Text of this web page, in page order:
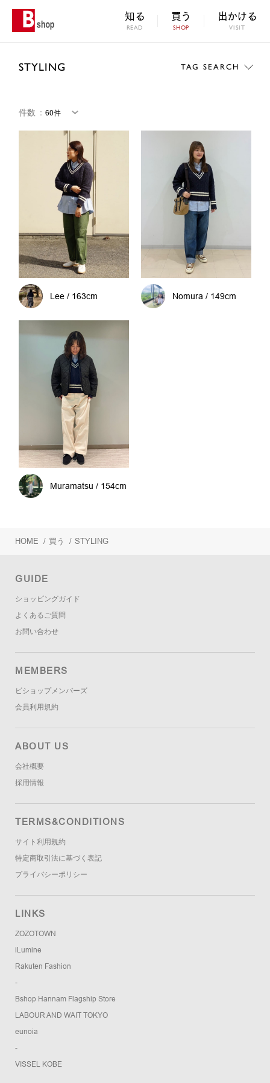
知る
READ
買う
SHOP
出かける
VISIT
STYLING TAG SEARCH
件数 ：
Lee / 163cm Nomura / 149cm
Muramatsu / 154cm
HOME / 買う / STYLING
GUIDE
ショッピングガイド
よくあるご質問
お問い合わせ
MEMBERS
ビショップメンバーズ
会員利用規約
ABOUT US
会社概要
採用情報
TERMS&CONDITIONS
サイト利用規約
特定商取引法に基づく表記
プライバシーポリシー
LINKS
ZOZOTOWN
iLumine
Rakuten Fashion
-
Bshop Hannam Flagship Store
LABOUR AND WAIT TOKYO
eunoia
-
VISSEL KOBE